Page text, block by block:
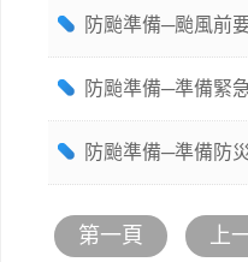
防颱準備─颱風前
防颱準備─準備緊
防颱準備─準備防
第一頁 上